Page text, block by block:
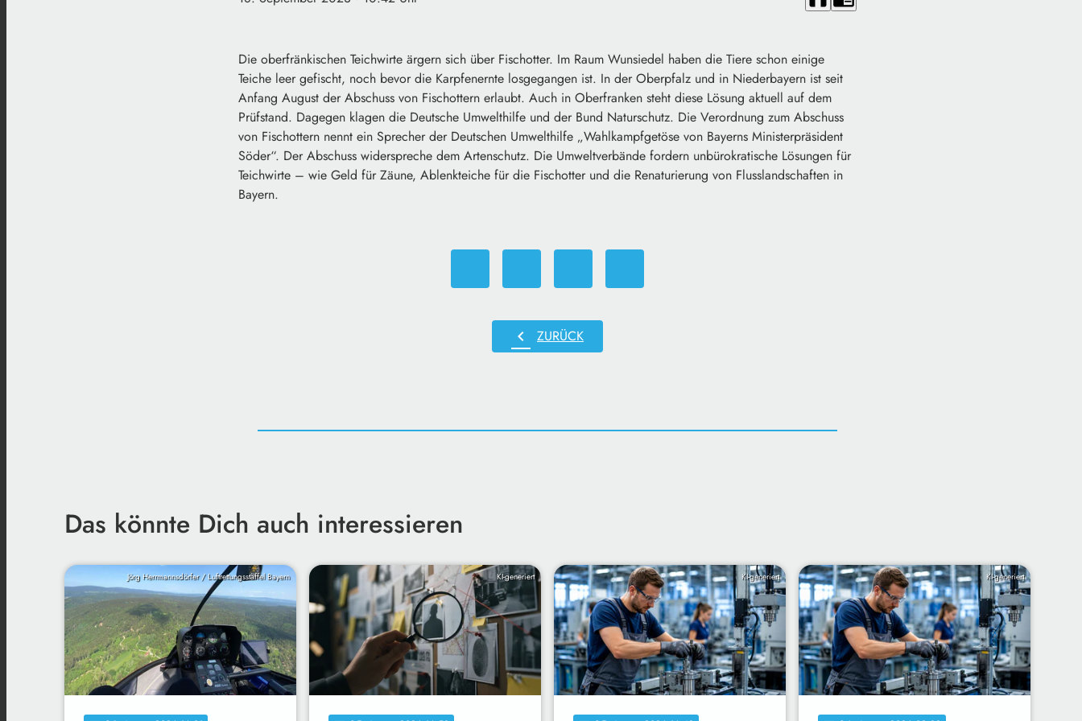
Die oberfränkischen Teichwirte ärgern sich über Fischotter. Im Raum Wunsiedel haben die Tiere schon einige
Teiche leer gefischt, noch bevor die Karpfenernte losgegangen ist. In der Oberpfalz und in Niederbayern ist seit
Anfang August der Abschuss von Fischottern erlaubt. Auch in Oberfranken steht diese Lösung aktuell auf dem
Prüfstand. Dagegen klagen die Deutsche Umwelthilfe und der Bund Naturschutz. Die Verordnung zum Abschuss
von Fischottern nennt ein Sprecher der Deutschen Umwelthilfe „Wahlkampfgetöse von Bayerns Ministerpräsident
Söder“. Der Abschuss widerspreche dem Artenschutz. Die Umweltverbände fordern unbürokratische Lösungen für
Teichwirte – wie Geld für Zäune, Ablenkteiche für die Fischotter und die Renaturierung von Flusslandschaften in
Bayern.
chevron_left ZURÜCK
Das könnte Dich auch interessieren
Jörg Herrmannsdörfer / Luftrettungsstaffel Bayern KI-generiert KI-generiert KI-generiert